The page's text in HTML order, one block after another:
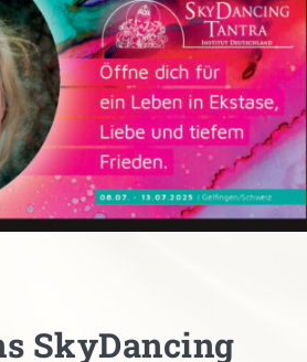
SkyDancing